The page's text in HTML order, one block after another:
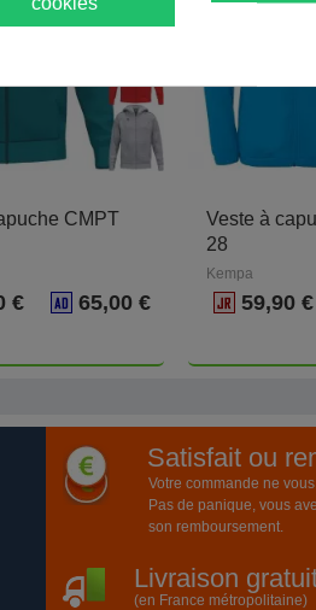
CMPT
€ 65,00 €
Veste à
28
Kempa
59,90 €
Satisfait ou
Votre commande ne
Pas de panique, vous
son remboursement.
Livraison
(en France métropolitaine)